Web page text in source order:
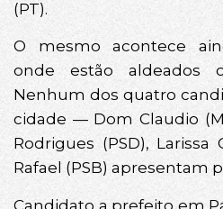
(PT).
O mesmo acontece
onde estão aldeados
Nenhum dos quatro
cidade — Dom Claudio
Rodrigues (PSD), Larissa
Rafael (PSB) apresentam
Candidato a prefeito em